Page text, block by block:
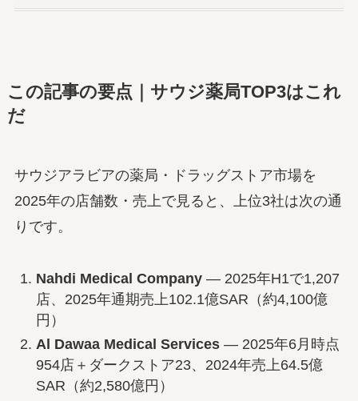
この記事の要点｜サウジ薬局TOP3はこれ
だ
サウジアラビアの薬局・ドラッグストア市場を
2025年の店舗数・売上で見ると、上位3社は次の通
りです。
Nahdi Medical Company— 2025年H1で1,207
店、2025年通期売上102.1億SAR（約4,100億
円）
Al Dawaa Medical Services— 2025年6月時点
954店＋ダークストア23、2024年売上64.5億
SAR（約2,580億円）